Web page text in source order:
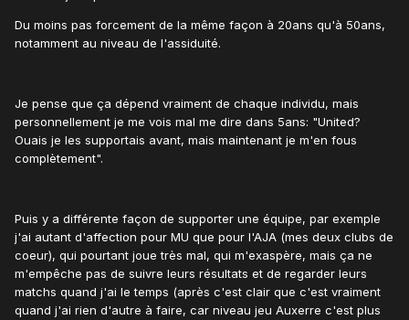
Du moins pas forcement de la même façon à 20ans qu'à 50ans,
notamment au niveau de l'assiduité.
Je pense que ça dépend vraiment de chaque individu, mais
personnellement je me vois mal me dire dans 5ans: "United?
Ouais je les supportais avant, mais maintenant je m'en fous
complètement".
Puis y a différente façon de supporter une équipe, par exemple
j'ai autant d'affection pour MU que pour l'AJA (mes deux clubs de
coeur), qui pourtant joue très mal, qui m'exaspère, mais ça ne
m'empêche pas de suivre leurs résultats et de regarder leurs
matchs quand j'ai le temps (après c'est clair que c'est vraiment
quand j'ai rien d'autre à faire, car niveau jeu Auxerre c'est plus